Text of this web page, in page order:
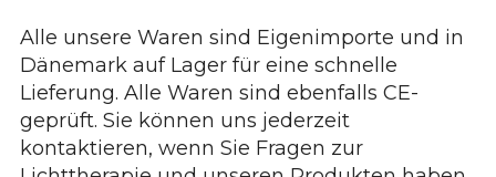
Alle unsere Waren sind Eigenimporte und in
Dänemark auf Lager für eine schnelle
Lieferung. Alle Waren sind ebenfalls CE-
geprüft. Sie können uns jederzeit
kontaktieren, wenn Sie Fragen zur